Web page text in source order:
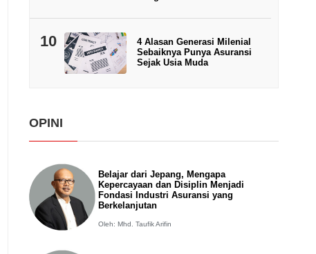
10
4 Alasan Generasi Milenial
Sebaiknya Punya Asuransi
Sejak Usia Muda
OPINI
Belajar dari Jepang, Mengapa
Kepercayaan dan Disiplin Menjadi
Fondasi Industri Asuransi yang
Berkelanjutan
Oleh: Mhd. Taufik Arifin